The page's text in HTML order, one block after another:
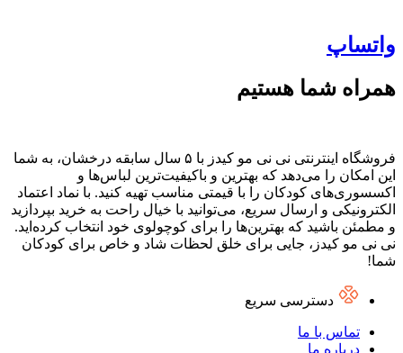
واتساپ
همراه شما هستیم
فروشگاه اینترنتی نی نی مو کیدز با ۵ سال سابقه درخشان، به شما
این امکان را می‌دهد که بهترین و باکیفیت‌ترین لباس‌ها و
اکسسوری‌های کودکان را با قیمتی مناسب تهیه کنید. با نماد اعتماد
الکترونیکی و ارسال سریع، می‌توانید با خیال راحت به خرید بپردازید
و مطمئن باشید که بهترین‌ها را برای کوچولوی خود انتخاب کرده‌اید.
نی نی مو کیدز، جایی برای خلق لحظات شاد و خاص برای کودکان
شما!
دسترسی سریع
تماس با ما
درباره ما